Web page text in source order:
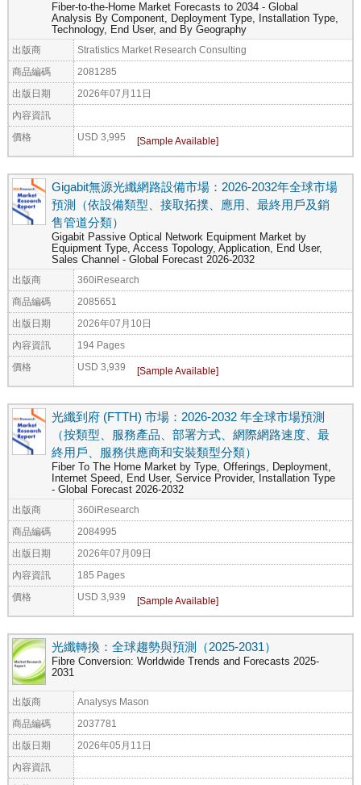
Fiber-to-the-Home Market Forecasts to 2034 - Global
Analysis By Component, Deployment Type, Installation Type,
Technology, End User, and By Geography
出版商 Stratistics Market Research Consulting
商品編碼 2081285
出版日期 2026年07月11日
內容資訊
價格 USD 3,995
Gigabit無源光纖網路設備市場：2026-2032年全球市場
預測（依設備類型、接取拓撲、應用、最終用戶及銷
售管道分類）
Gigabit Passive Optical Network Equipment Market by
Equipment Type, Access Topology, Application, End User,
Sales Channel - Global Forecast 2026-2032
出版商 360iResearch
商品編碼 2085651
出版日期 2026年07月10日
內容資訊 194 Pages
價格 USD 3,939
光纖到府 (FTTH) 市場：2026-2032 年全球市場預測
（按類型、服務產品、部署方式、網際網路速度、最
終用戶、服務供應商和安裝類型分類）
Fiber To The Home Market by Type, Offerings, Deployment,
Internet Speed, End User, Service Provider, Installation Type
- Global Forecast 2026-2032
出版商 360iResearch
商品編碼 2084995
出版日期 2026年07月09日
內容資訊 185 Pages
價格 USD 3,939
光纖轉換：全球趨勢與預測（2025-2031）
Fibre Conversion: Worldwide Trends and Forecasts 2025-
2031
出版商 Analysys Mason
商品編碼 2037781
出版日期 2026年05月11日
內容資訊